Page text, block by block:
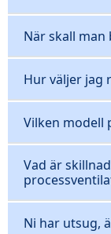
När skall
Hur väljer jag
Vilken modell
Vad är
Ni har utsug,